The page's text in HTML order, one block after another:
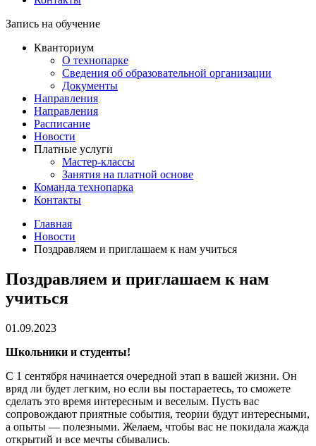
Запись на обучение
Кванториум
О технопарке
Сведения об образовательной организации
Документы
Направления
Направления
Расписание
Новости
Платные услуги
Мастер-классы
Занятия на платной основе
Команда технопарка
Контакты
Главная
Новости
Поздравляем и приглашаем к нам учиться
Поздравляем и приглашаем к нам
учиться
01.09.2023
Школьники и студенты!
С 1 сентября начинается очередной этап в вашей жизни. Он
вряд ли будет легким, но если вы постараетесь, то сможете
сделать это время интересным и веселым. Пусть вас
сопровождают приятные события, теории будут интересными,
а опыты — полезными. Желаем, чтобы вас не покидала жажда
открытий и все мечты сбывались.